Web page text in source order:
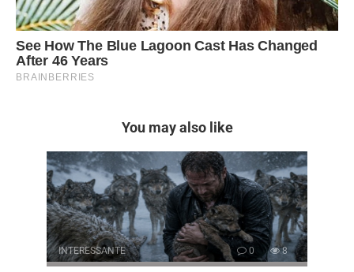
You may also like
INTERESSANTE 0 8